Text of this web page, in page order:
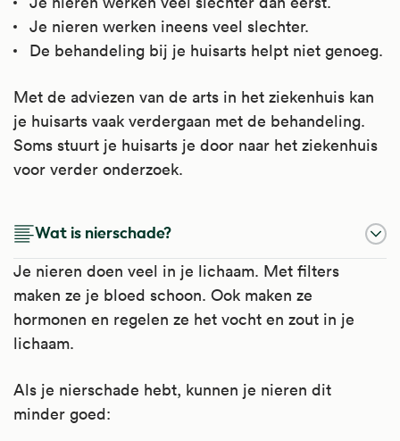
Je nieren werken ineens veel slechter.
De behandeling bij je huisarts helpt niet genoeg.
Met de adviezen van de arts in het ziekenhuis kan
je huisarts vaak verdergaan met de behandeling.
Soms stuurt je huisarts je door naar het ziekenhuis
voor verder onderzoek.
Wat is nierschade?
Je nieren doen veel in je lichaam. Met filters
maken ze je bloed schoon. Ook maken ze
hormonen en regelen ze het vocht en zout in je
lichaam.
Als je nierschade hebt, kunnen je nieren dit
minder goed: